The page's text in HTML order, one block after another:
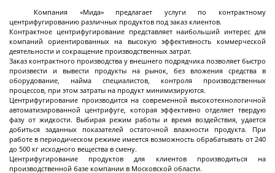
Центрифуги с верхней разгрузкой и прямым
приводом
Центрифуги с верхней разгрузкой и откидным
корпусом
Центрифуги с нижней выгрузкой и ножевым
съёмом осадка автомат
Центрифуги с нижней выгрузкой и ножевым
съёмом осадка полуавтомат
Центрифуги с нижней выгрузкой, ножевым
съёмом осадка и натяжным мешком
Центрифуги горизонтальные консольного типа
Центрифуги горизонтальные с ножевым
съёмом осадка
Центрифуги горизонтальные с ножевым
съёмом осадка и сифоном
Центрифуги горизонтальные во
взрывобезопасном исполнении
Центрифуги горизонтальные с пульсирующей
выгрузкой осадка
Трубчатые центрифуги
Далее
Компания «Мида» предлагает услуги по контрактному
центрифугированию различных продуктов под заказ клиентов.
Контрактное центрифугирование представляет наибольший интерес для
компаний ориентированных на высокую эффективность коммерческой
деятельности и сокращение производственных затрат.
Заказ контрактного производства у внешнего подрядчика позволяет быстро
произвести и вывести продукты на рынок, без вложения средства в
оборудование, найма специалистов, контроля производственных
процессов, при этом затраты на продукт минимизируются.
Центрифугирование производится на современной высокотехнологичной
автоматизированной центрифуге, которая эффективно отделяет твердую
фазу от жидкости. Выбирая режим работы и время воздействия, удается
добиться заданных показателей остаточной влажности продукта. При
работе в периодическом режиме имеется возможность обрабатывать от 240
до 500 кг исходного вещества в смену.
Центрифугирование продуктов для клиентов производиться на
производственной базе компании в Московской области.